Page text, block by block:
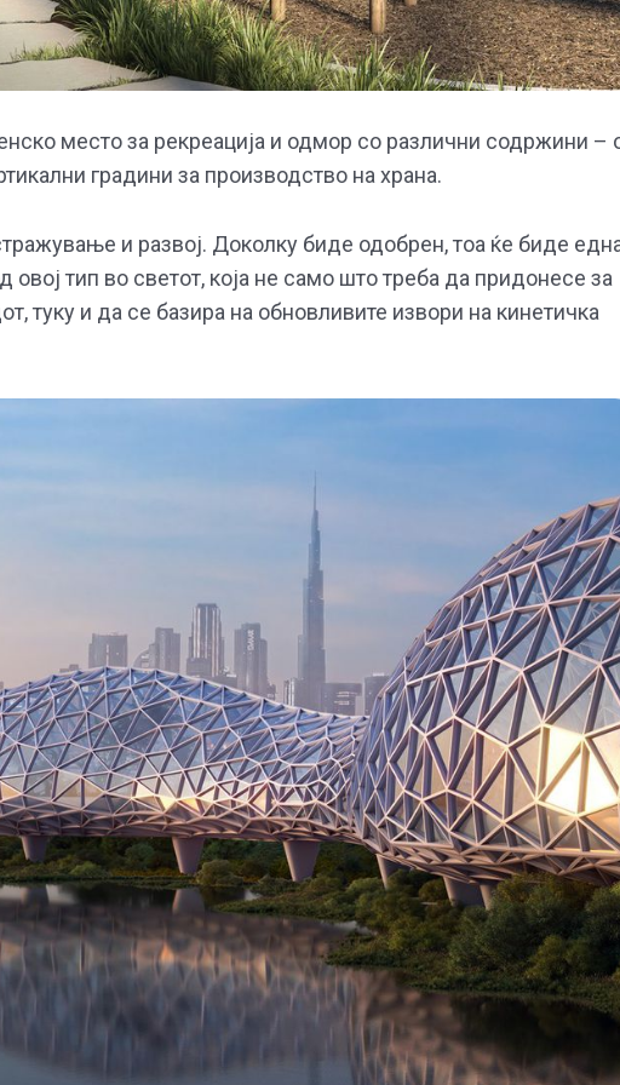
место за рекреација и одмор со различни содржини –
градини за производство на храна.
и развој. Доколку биде одобрен, тоа ќе биде
овој тип во светот, која не само што треба да придонесе за
туку и да се базира на обновливите извори на кинетичка